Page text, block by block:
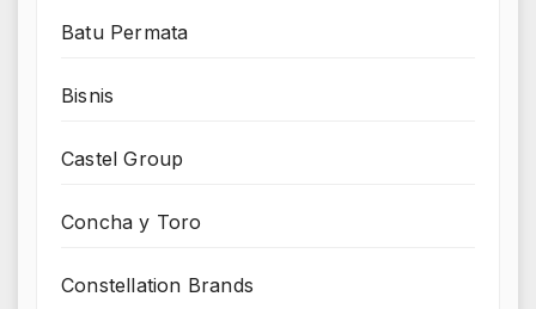
Batu Permata
Bisnis
Castel Group
Concha y Toro
Constellation Brands